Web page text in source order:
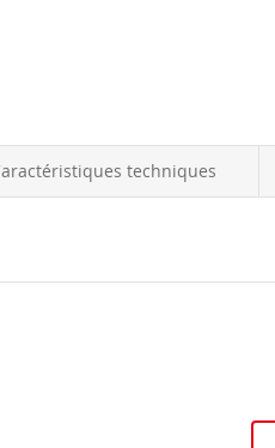
techniques